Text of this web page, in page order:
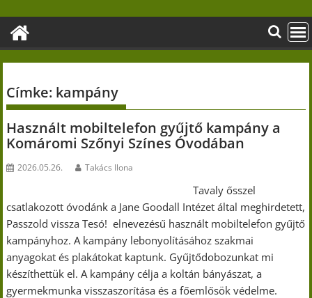
content
Címke: kampány
Használt mobiltelefon gyűjtő kampány a
Komáromi Szőnyi Színes Óvodában
2026.05.26. Takács Ilona
Tavaly ősszel
csatlakozott óvodánk a Jane Goodall Intézet által meghirdetett,
Passzold vissza Tesó! elnevezésű használt mobiltelefon gyűjtő
kampányhoz. A kampány lebonyolításához szakmai
anyagokat és plakátokat kaptunk. Gyűjtődobozunkat mi
készíthettük el. A kampány célja a koltán bányászat, a
gyermekmunka visszaszorítása és a főemlősök védelme.